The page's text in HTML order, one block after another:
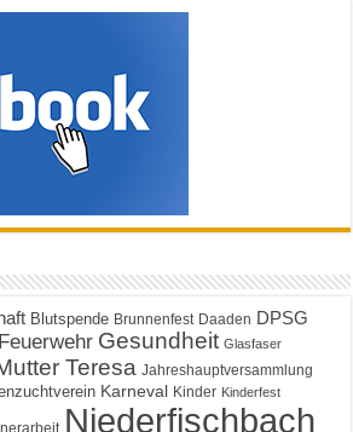
Blutspende Brunnenfest Daaden DPSG
Feuerwehr Gesundheit Glasfaser
Teresa Jahreshauptversammlung
Karneval Kinder Kinderfest
Niederfischbach